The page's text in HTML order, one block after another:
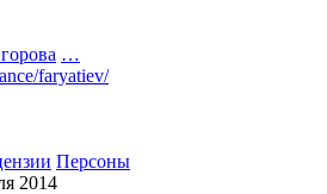
…
faryatiev/
Персоны
2014